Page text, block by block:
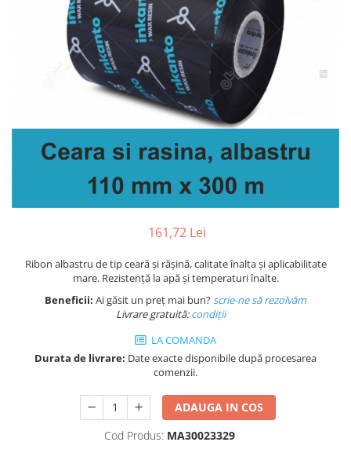
Plicuri de carton
Plicuri cu bule
Plicuri ecommerce
Pungi si sacose
Pungi hartie
Pungi ziplock cu fermoar
Separatoare carton si coltare
161,72 Lei
Ribon albastru de tip ceară și rășină, calitate înalta și aplicabilitate
mare. Rezistență la apă și temperaturi înalte.
Beneficii: Ai găsit un preț mai bun?scrie-ne să rezolvăm
Livrare gratuită:condiții
LA COMANDA
Durata de livrare: Date exacte disponibile după procesarea
comenzii.
ADAUGA IN COS
Cod Produs: MA30023329